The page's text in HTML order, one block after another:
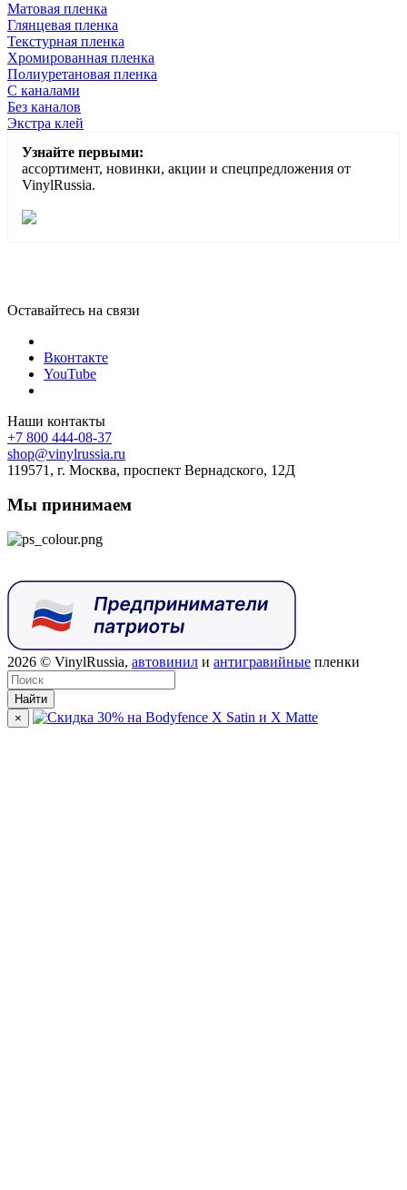
Матовая пленка
Глянцевая пленка
Текстурная пленка
Хромированная пленка
Полиуретановая пленка
С каналами
Без каналов
Экстра клей
Узнайте первыми:
ассортимент, новинки, акции и спецпредложения от
VinylRussia.
Оставайтесь на связи
Вконтакте
YouTube
Наши контакты
+7 800 444-08-37
shop@vinylrussia.ru
119571, г. Москва, проспект Вернадского, 12Д
Мы принимаем
2026 © VinylRussia, автовинил и антигравийные пленки
Найти
×